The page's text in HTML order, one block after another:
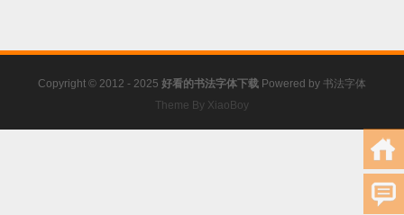
Copyright © 2012 - 2025 好看的书法字体下载 Powered by 书法字体
Theme By XiaoBoy